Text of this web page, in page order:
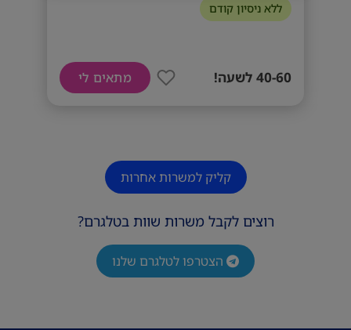
ללא ניסיון קודם
40-60 לשעה! מתאים לי
קליק למשרות אחרות
רוצים לקבל משרות שוות בטלגרם?
הצטרפו לטלגרם שלנו